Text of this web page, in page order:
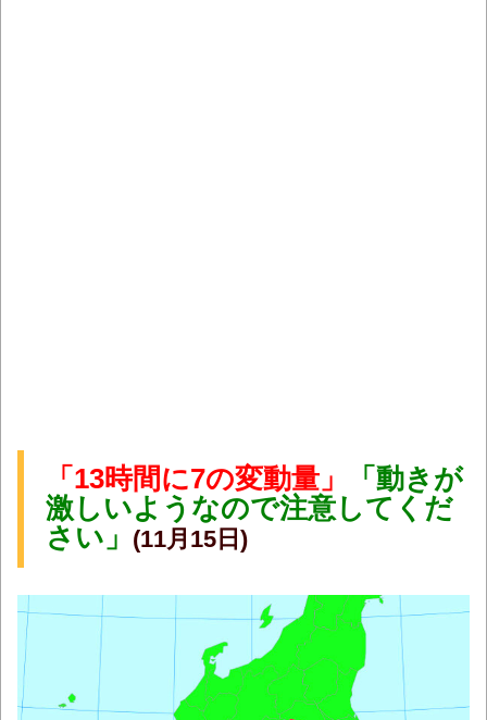
「13時間に7の変動量」
「動きが
激しいようなので注意してくだ
さい」 (11月15日)